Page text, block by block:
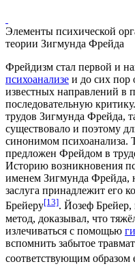
Элементы психической
теории Зигмунда Фрейда
Фрейдизм стал первой и
психоанализе и до сих пор
известных направлений в
последовательную
трудов Зигмунда Фрейда,
существовало и поэтому
синонимом психоанализа.
предложен Фрейдом в
Историю возникновения
именем Зигмунда Фрейда,
заслуга принадлежит его
Брейеру[13]. Йозеф Брейер,
метод, доказывал, что
излечиваться с помощью
вспомнить забытое
соответствующим образом